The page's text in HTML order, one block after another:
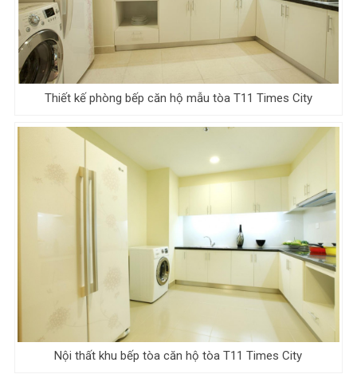
Thiết kế phòng bếp căn hộ mẫu tòa T11 Times City
Nội thất khu bếp tòa căn hộ tòa T11 Times City